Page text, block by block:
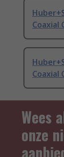
Coaxial
Coaxial
Wees
onze